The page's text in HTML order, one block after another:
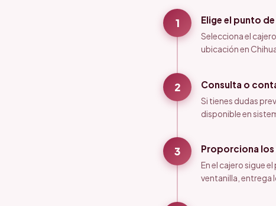
1 Elige el punto
Selecciona el
ubicación en
2 Consulta o
Si tienes dudas
disponible en
3 Proporciona los
En el cajero sigue
ventanilla, entrega